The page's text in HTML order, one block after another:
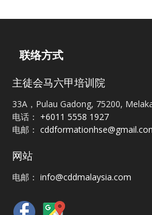
联络方式
主徒会马六甲培训院
33A，Pulau Gadong, 75200,
电话： +6011 5558 1927
电邮：
网站
电邮： info@cddmalaysia.com